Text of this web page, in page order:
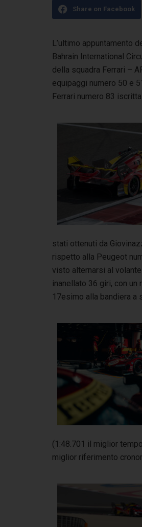
Share on Facebook
L’ultimo appuntamento
Bahrain International
della squadra Ferrari –
equipaggi numero 50 e
Ferrari numero 83
stati ottenuti da
rispetto alla Peugeot
visto alternarsi al
inanellato 36 giri, con
17esimo alla bandiera a
(1:48.701 il miglior
miglior riferimento